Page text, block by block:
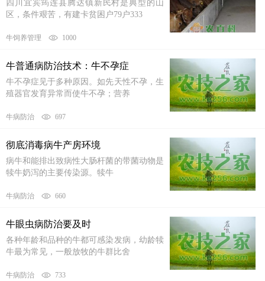
四川宜宾筠连县腾达镇新民村是典型的山
区，条件艰苦，有建卡贫困户79户333
牛饲养管理 1000
牛普通病防治技术：牛不孕症
牛不孕症见于多种原因。如先天性不孕，生
殖器官发育异常而使牛不孕；营养
牛病防治 697
彻底消毒病牛产房环境
病牛和能排出致病性大肠杆菌的带菌动物是
犊牛奶泻的主要传染源。犊牛
牛病防治 660
牛眼虫病防治要及时
各种年龄和品种的牛都可感染发病，幼龄犊
牛最为常见，一般放牧的牛群比舍
牛病防治 733